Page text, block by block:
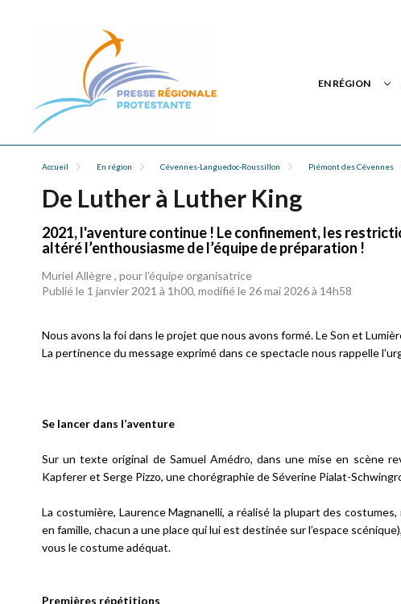
EN RÉGION
Accueil En région Cévennes-Languedoc-Roussillon Piémont des Cévennes
De Luther à Luther King
2021, l'aventure continue ! Le confinement, les
altéré l’enthousiasme de l’équipe de préparation !
Muriel Allègre , pour l'équipe organisatrice
Publié le 1 janvier 2021 à 1h00, modifié le 26 mai 2026 à 14h58
Nous avons la foi dans le projet que nous avons formé. Le Son et
La pertinence du message exprimé dans ce spectacle nous rappelle
Se lancer dans l’aventure
Sur un texte original de Samuel Amédro, dans une mise en scène
Kapferer et Serge Pizzo, une chorégraphie de Séverine Pialat-
La costumière, Laurence Magnanelli, a réalisé la plupart des
en famille, chacun a une place qui lui est destinée sur l’espace
vous le costume adéquat.
Premières répétitions